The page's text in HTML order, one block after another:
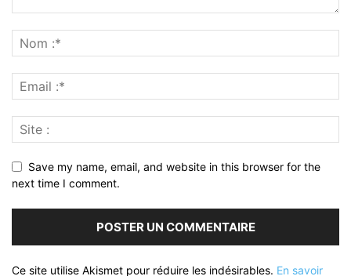
Save my name, email, and website in this browser for the
next time I comment.
Ce site utilise Akismet pour réduire les indésirables. En savoir